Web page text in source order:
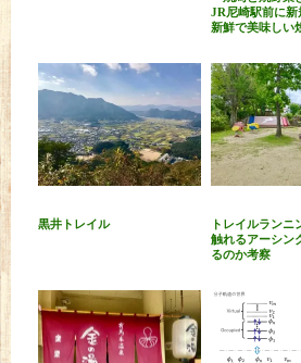
JR尼崎駅前に新
新鮮で美味しい
黒井トレイル
トレイルランニ
触れるアーシン
るのか考察